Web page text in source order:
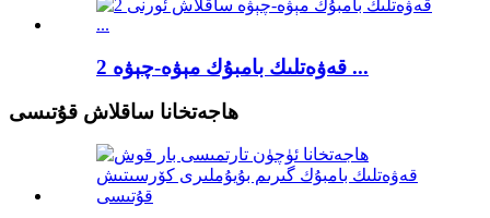
2 قەۋەتلىك بامبۇك مېۋە-چېۋە ...
ھاجەتخانا ساقلاش قۇتىسى